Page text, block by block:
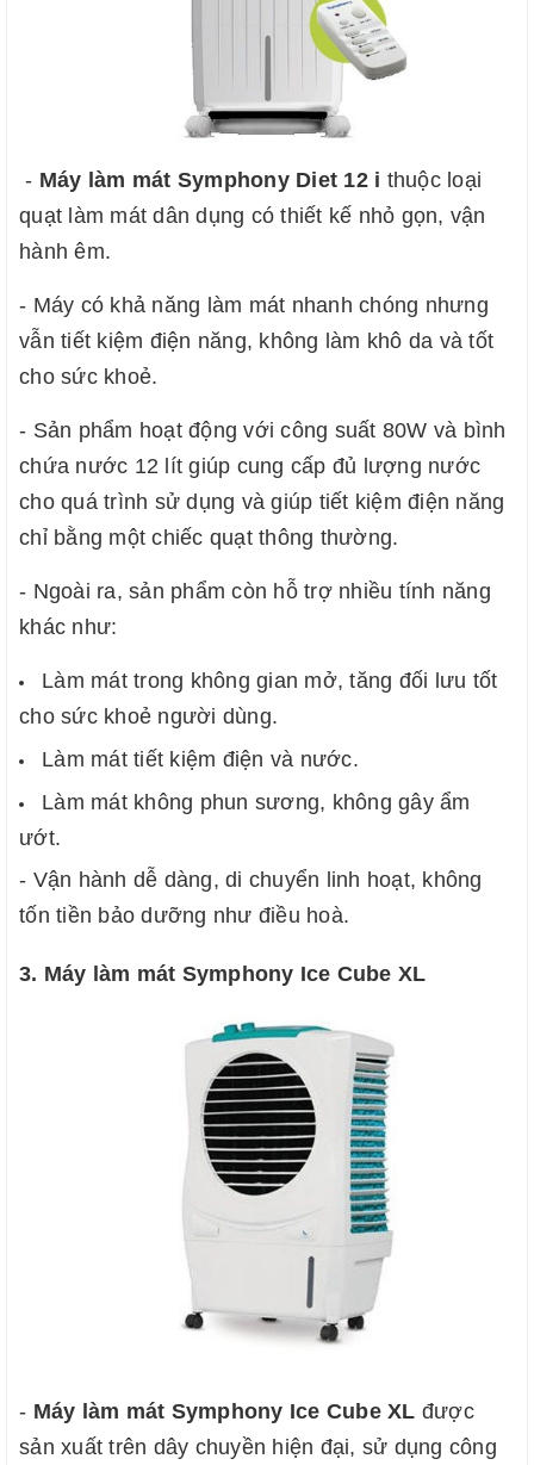
- Máy làm mát Symphony Diet 12 i thuộc loại
quạt làm mát dân dụng có thiết kế nhỏ gọn, vận
hành êm.
- Máy có khả năng làm mát nhanh chóng nhưng
vẫn tiết kiệm điện năng, không làm khô da và tốt
cho sức khoẻ.
- Sản phẩm hoạt động với công suất 80W và bình
chứa nước 12 lít giúp cung cấp đủ lượng nước
cho quá trình sử dụng và giúp tiết kiệm điện năng
chỉ bằng một chiếc quạt thông thường.
- Ngoài ra, sản phẩm còn hỗ trợ nhiều tính năng
khác như:
Làm mát trong không gian mở, tăng đối lưu tốt
cho sức khoẻ người dùng.
Làm mát tiết kiệm điện và nước.
Làm mát không phun sương, không gây ẩm
ướt.
- Vận hành dễ dàng, di chuyển linh hoạt, không
tốn tiền bảo dưỡng như điều hoà.
3. Máy làm mát Symphony Ice Cube XL
- Máy làm mát Symphony Ice Cube XL được
sản xuất trên dây chuyền hiện đại, sử dụng công